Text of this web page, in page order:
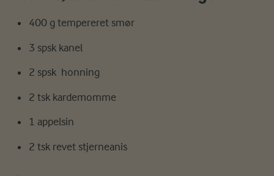
400 g tempereret smør
3 spsk kanel
2 spsk honning
2 tsk kardemomme
1 appelsin
2 tsk revet stjerneanis